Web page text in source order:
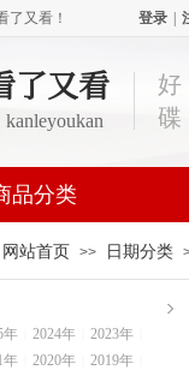
了又看！ 登录
好
碟
了又看
kanleyoukan
品分类
网站首页 >> 日期分类
年 2024年 2023年
年 2020年 2019年